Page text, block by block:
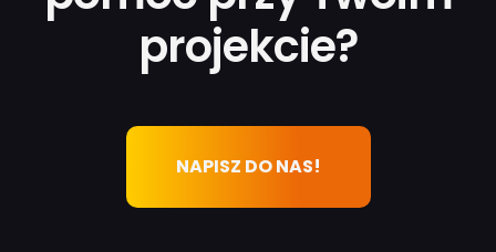
projekcie?
NAPISZ DO NAS!